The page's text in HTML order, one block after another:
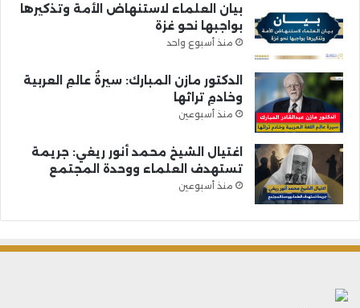
بيان العلماء لاستنهاض الأمة وتذكيرها
بواجبها نحو غزة
منذ أسبوع واحد
الدكتور مازن المبارك: سيرةُ عالمِ العربية
وخادمِ تراثها
منذ أسبوعين
اغتيال الشيخ محمد أنور ريغي: جريمة
تستهدف العلماء ووحدة المجتمع
منذ أسبوعين